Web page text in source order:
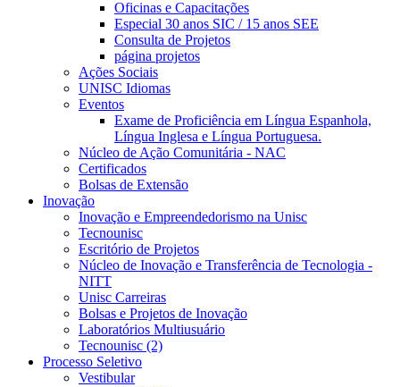
Oficinas e Capacitações
Especial 30 anos SIC / 15 anos SEE
Consulta de Projetos
página projetos
Ações Sociais
UNISC Idiomas
Eventos
Exame de Proficiência em Língua Espanhola,
Língua Inglesa e Língua Portuguesa.
Núcleo de Ação Comunitária - NAC
Certificados
Bolsas de Extensão
Inovação
Inovação e Empreendedorismo na Unisc
Tecnounisc
Escritório de Projetos
Núcleo de Inovação e Transferência de Tecnologia -
NITT
Unisc Carreiras
Bolsas e Projetos de Inovação
Laboratórios Multiusuário
Tecnounisc (2)
Processo Seletivo
Vestibular